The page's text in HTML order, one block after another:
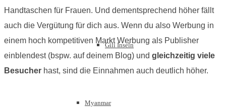
Gili Inseln
Myanmar
Handtaschen für Frauen. Und dementsprechend höher fällt
auch die Vergütung für dich aus. Wenn du also Werbung in
einem hoch kompetitiven Markt Werbung als Publisher
einblendest (bspw. auf deinem Blog) und gleichzeitig viele
Besucher hast, sind die Einnahmen auch deutlich höher.